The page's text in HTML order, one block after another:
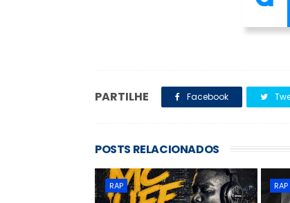
PARTILHE Facebook
POSTS RELACIONADOS
RAP RAP